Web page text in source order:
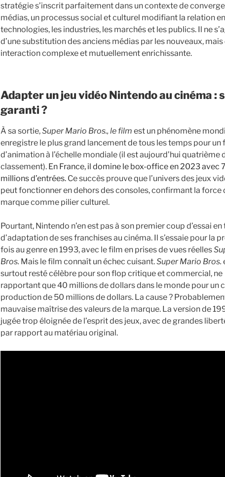
stratégie s’inscrit parfaitement dans un contexte de
médias, un processus social et culturel modifiant la relation
technologies, les industries, les marchés et les publics. Il ne
d’une substitution des anciens médias par les nouveaux, mais
interaction complexe et mutuellement enrichissante.
Adapter un jeu vidéo Nintendo au cinéma :
garanti ?
À sa sortie,Super Mario Bros., le film est un phénomène
enregistre le plus grand lancement de tous les temps pour un
d’animation à l’échelle mondiale (il est aujourd’hui quatrième
classement). En France, il domine le box-office en 2023 avec
millions d’entrées.Ce succès prouve que l’univers des jeux
peut fonctionner en dehors des consoles, confirmant la force
marque comme pilier culturel.
Pourtant, Nintendo n’en est pas à son premier coup d’essai
d’adaptation de ses franchises au cinéma. Il s’essaie pour la
fois au genre en 1993, avec le film en prises de vues réelles
Bros. Mais le film connaît un échec cuisant.Super Mario Bros.
surtout resté célèbre pour son flop critique et commercial, ne
rapportant que 40 millions de dollars dans le monde pour un
production de 50 millions de dollars. La cause ?
mauvaise maîtrise des valeurs de la marque. La version de
jugée trop éloignée de l’esprit des jeux, avec de grandes
par rapport au matériau original.